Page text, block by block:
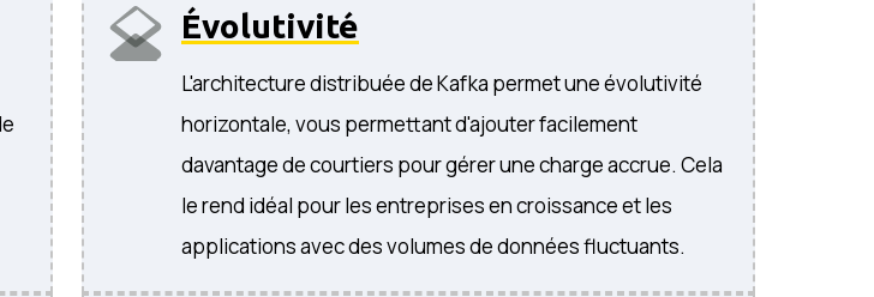
Évolutivité
L'architecture distribuée de Kafka permet une évolutivité
horizontale, vous permettant d'ajouter facilement
davantage de courtiers pour gérer une charge accrue. Cela
le rend idéal pour les entreprises en croissance et les
applications avec des volumes de données fluctuants.